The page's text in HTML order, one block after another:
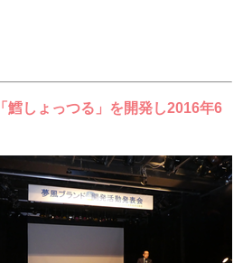
しょっつる」を開発し2016年6